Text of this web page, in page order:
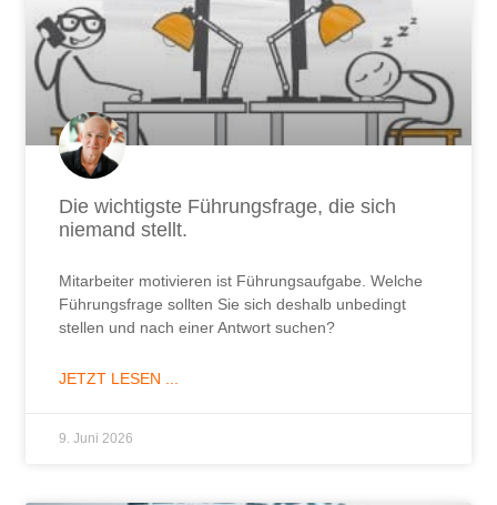
Die wichtigste Führungsfrage, die sich
niemand stellt.
Mitarbeiter motivieren ist Führungsaufgabe. Welche
Führungsfrage sollten Sie sich deshalb unbedingt
stellen und nach einer Antwort suchen?
JETZT LESEN ...
9. Juni 2026